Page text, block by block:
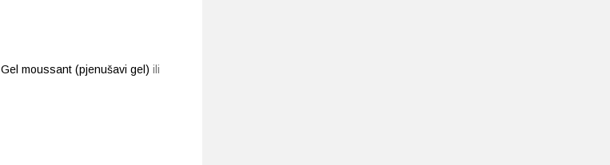
moussant (pjenušavi gel) ili